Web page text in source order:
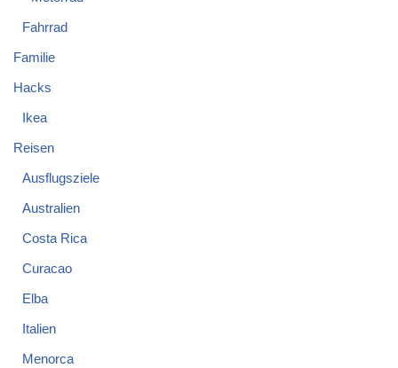
Fahrrad
Familie
Hacks
Ikea
Reisen
Ausflugsziele
Australien
Costa Rica
Curacao
Elba
Italien
Menorca